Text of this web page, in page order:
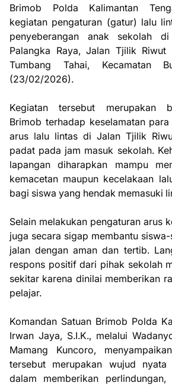
Brimob Polda Kalimantan
kegiatan pengaturan (gatur) lalu
penyeberangan anak sekolah
Palangka Raya, Jalan Tjilik Riwut
Tumbang Tahai, Kecamatan
(23/02/2026).
Kegiatan tersebut merupakan
Brimob terhadap keselamatan
arus lalu lintas di Jalan Tjilik
padat pada jam masuk sekolah.
lapangan diharapkan mampu
kemacetan maupun kecelakaan
bagi siswa yang hendak memasuki
Selain melakukan pengaturan arus
juga secara sigap membantu
jalan dengan aman dan tertib.
respons positif dari pihak sekolah
sekitar karena dinilai memberikan
pelajar.
Komandan Satuan Brimob Polda
Irwan Jaya, S.I.K., melalui
Mamang Kuncoro,
tersebut merupakan wujud nyata
dalam memberikan perlindungan,